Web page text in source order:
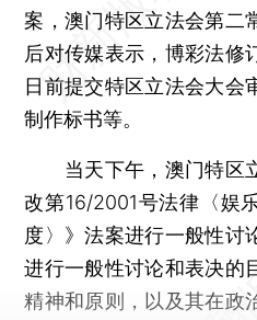
案，澳门特区立法会第二
后对传媒表示，博彩法修
日前提交特区立法会大会
制作标书等。
当天下午，澳门特区
改第16/2001号法律〈娱
度〉》法案进行一般性讨
进行一般性讨论和表决的
精神和原则，以及其在政